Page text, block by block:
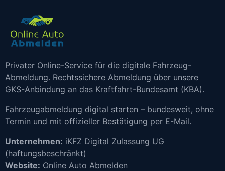
Privater Online-Service für die digitale Fahrzeug-
Abmeldung. Rechtssichere Abmeldung über unsere
GKS-Anbindung an das Kraftfahrt-Bundesamt (KBA).
Fahrzeugabmeldung digital starten – bundesweit, ohne
Termin und mit offizieller Bestätigung per E-Mail.
Unternehmen: iKFZ Digital Zulassung UG
(haftungsbeschränkt)
Website: Online Auto Abmelden